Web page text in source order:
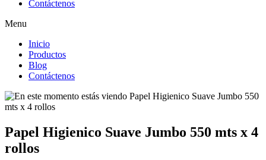
Contáctenos
Menu
Inicio
Productos
Blog
Contáctenos
Papel Higienico Suave Jumbo 550 mts x 4
rollos